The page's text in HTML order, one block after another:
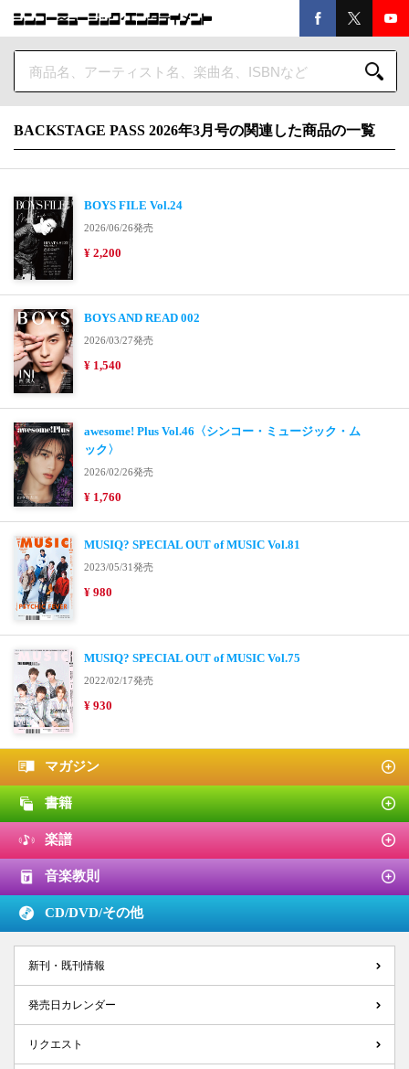
BACKSTAGE PASS 2026年3月号の関連した商品の一覧
BOYS FILE Vol.24
2026/06/26発売
¥ 2,200
BOYS AND READ 002
2026/03/27発売
¥ 1,540
awesome! Plus Vol.46〈シンコー・ミュージック・ム
ック〉
2026/02/26発売
¥ 1,760
MUSIQ? SPECIAL OUT of MUSIC Vol.81
2023/05/31発売
¥ 980
MUSIQ? SPECIAL OUT of MUSIC Vol.75
2022/02/17発売
¥ 930
マガジン
書籍
楽譜
音楽教則
CD/DVD/その他
新刊・既刊情報
発売日カレンダー
リクエスト